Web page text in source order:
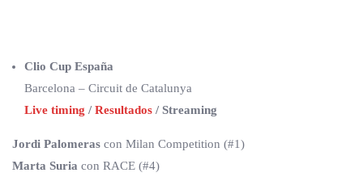
Clio Cup España
Barcelona – Circuit de Catalunya
Live timing / Resultados / Streaming
Jordi Palomeras con Milan Competition (#1)
Marta Suria con RACE (#4)